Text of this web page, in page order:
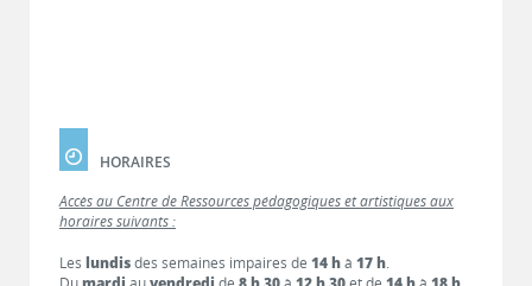
HORAIRES
Accès au Centre de Ressources pédagogiques et artistiques aux
horaires suivants :
Les lundisdes semaines impaires de 14 hà 17 h.